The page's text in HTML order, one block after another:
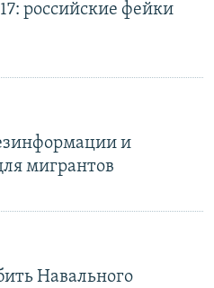
российские фейки
и
мигрантов
Навального